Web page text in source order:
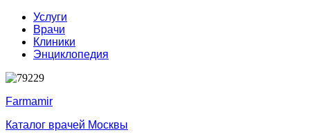
Услуги
Врачи
Клиники
Энциклопедия
Farmamir
Каталог врачей Москвы